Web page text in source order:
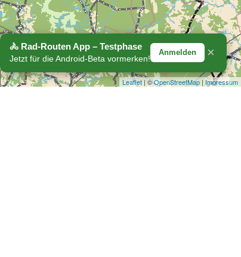
Leaflet | ©OpenStreetMap |Impressum
🚴 Rad-Routen App – Testphase
Jetzt für die Android-Beta vormerken!
Anmelden ×